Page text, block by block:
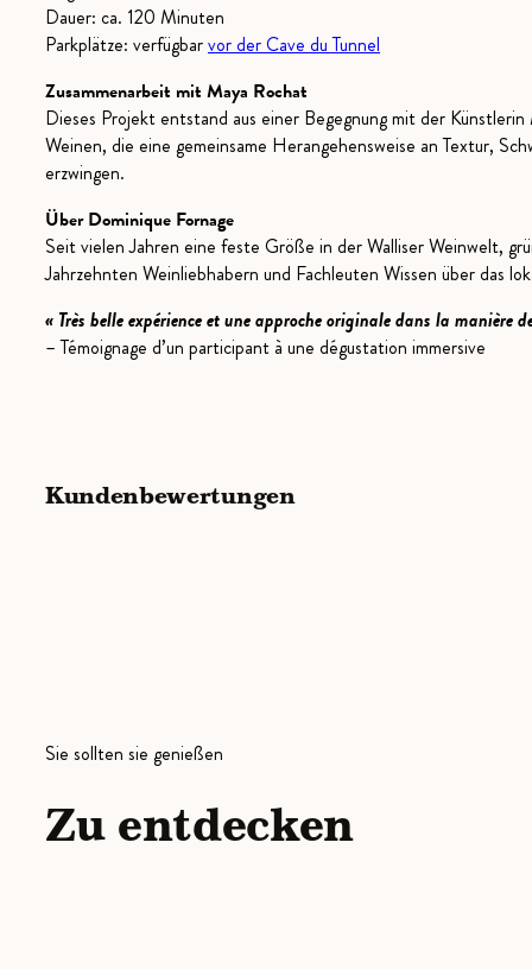
Dauer: ca. 120 Minuten
Parkplätze: verfügbarvor der Cave du Tunnel
Zusammenarbeit mit Maya Rochat
Dieses Projekt entstand aus einer Begegnung mit der
Weinen, die eine gemeinsame Herangehensweise an Textur,
erzwingen.
Über Dominique Fornage
Seit vielen Jahren eine feste Größe in der Walliser Weinwelt,
Jahrzehnten Weinliebhabern und Fachleuten Wissen über das
« Très belle expérience et une approche originale dans la manière
– Témoignage d’un participant à une dégustation immersive
Kundenbewertungen
Sie sollten sie genießen
Zu entdecken